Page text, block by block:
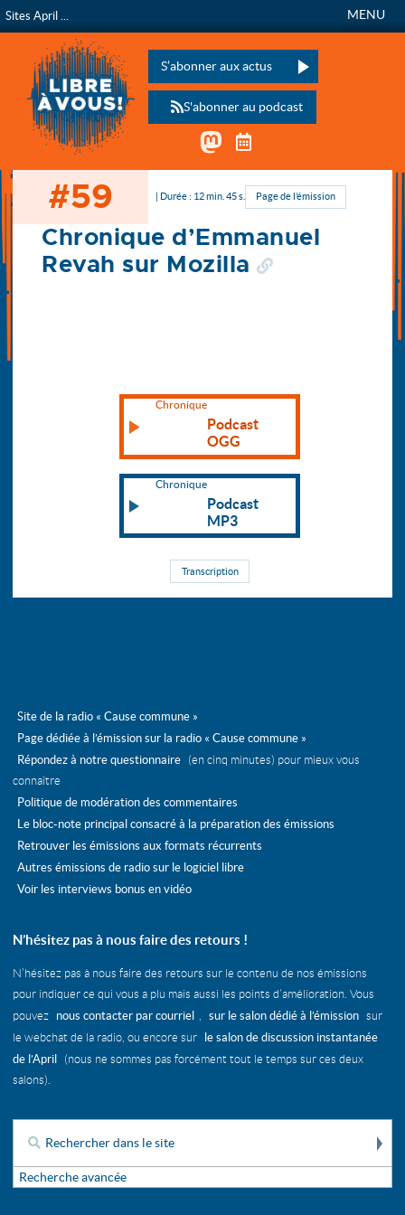
Libre à vous !
L’émission de radio
MENU
S’abonner aux actus
Veuillez laisser ce champ vide :
Mastodon
S'abonner au podcast
Accueil
#59 | Durée : 12 min. 45 s. Page de l’émission
Chronique d’Emmanuel
Revah sur Mozilla
Chronique
Podcast
OGG
Chronique
Podcast
MP3
Transcription
Site de la radio « Cause commune »
Page dédiée à l’émission sur la radio « Cause commune »
Répondez à notre questionnaire
(en cinq minutes) pour mieux vous
connaître
Politique de modération des commentaires
Le bloc-note principal consacré à la préparation des émissions
Retrouver les émissions aux formats récurrents
Autres émissions de radio sur le logiciel libre
Voir les interviews bonus en vidéo
N’hésitez pas à nous faire des retours !
N’hésitez pas à nous faire des retours sur le contenu de nos émissions
pour indiquer ce qui vous a plu mais aussi les points d’amélioration. Vous
pouvez
nous contacter par courriel , sur le salon dédié à l’émission sur
le webchat de la radio, ou encore sur
le salon de discussion instantanée
de l’April
(nous ne sommes pas forcément tout le temps sur ces deux
salons).
Rechercher :
Recherche avancée
Sites April ...